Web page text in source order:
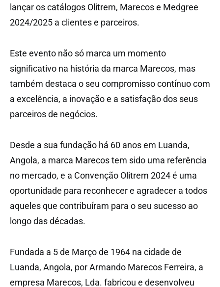
lançar os catálogos Olitrem, Marecos e Medgree
2024/2025 a clientes e parceiros.
Este evento não só marca um momento
significativo na história da marca Marecos, mas
também destaca o seu compromisso contínuo com
a excelência, a inovação e a satisfação dos seus
parceiros de negócios.
Desde a sua fundação há 60 anos em Luanda,
Angola, a marca Marecos tem sido uma referência
no mercado, e a Convenção Olitrem 2024 é uma
oportunidade para reconhecer e agradecer a todos
aqueles que contribuíram para o seu sucesso ao
longo das décadas.
Fundada a 5 de Março de 1964 na cidade de
Luanda, Angola, por Armando Marecos Ferreira, a
empresa Marecos, Lda. fabricou e desenvolveu